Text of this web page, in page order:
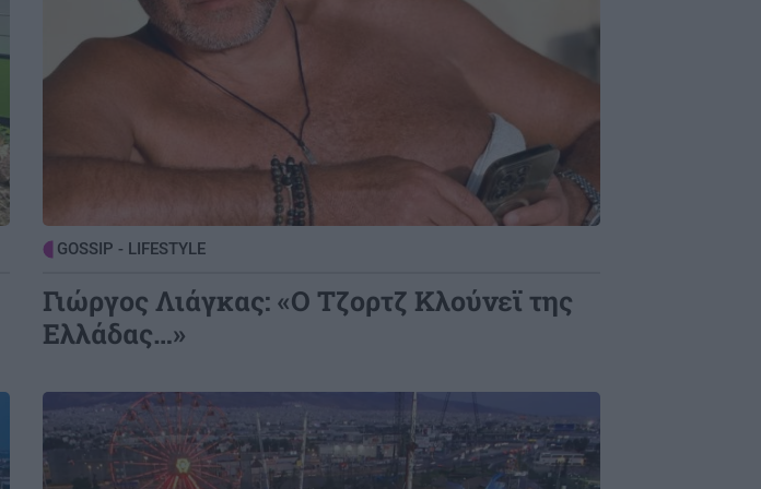
GOSSIP - LIFESTYLE
Γιώργος Λιάγκας: «Ο Τζορτζ Κλούνεϊ της
Ελλάδας…»